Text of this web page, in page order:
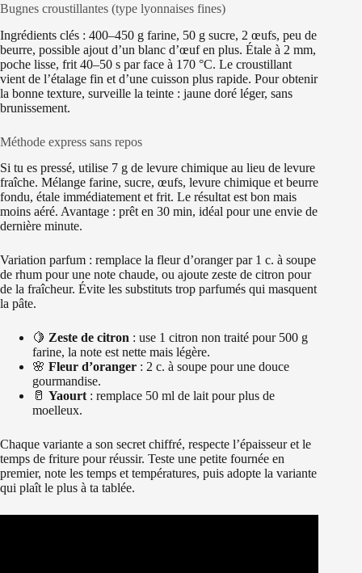
Bugnes croustillantes (type lyonnaises fines)
Ingrédients clés : 400–450 g farine, 50 g sucre, 2 œufs, peu de
beurre, possible ajout d’un blanc d’œuf en plus. Étale à 2 mm,
poche lisse, frit 40–50 s par face à 170 °C. Le croustillant
vient de l’étalage fin et d’une cuisson plus rapide. Pour obtenir
la bonne texture, surveille la teinte : jaune doré léger, sans
brunissement.
Méthode express sans repos
Si tu es pressé, utilise 7 g de levure chimique au lieu de levure
fraîche. Mélange farine, sucre, œufs, levure chimique et beurre
fondu, étale immédiatement et frit. Le résultat est bon mais
moins aéré. Avantage : prêt en 30 min, idéal pour une envie de
dernière minute.
Variation parfum : remplace la fleur d’oranger par 1 c. à soupe
de rhum pour une note chaude, ou ajoute zeste de citron pour
de la fraîcheur. Évite les substituts trop parfumés qui masquent
la pâte.
🍋 Zeste de citron : use 1 citron non traité pour 500 g
farine, la note est nette mais légère.
🌸 Fleur d’oranger : 2 c. à soupe pour une douce
gourmandise.
🥛 Yaourt : remplace 50 ml de lait pour plus de
moelleux.
Chaque variante a son secret chiffré, respecte l’épaisseur et le
temps de friture pour réussir. Teste une petite fournée en
premier, note les temps et températures, puis adopte la variante
qui plaît le plus à ta tablée.